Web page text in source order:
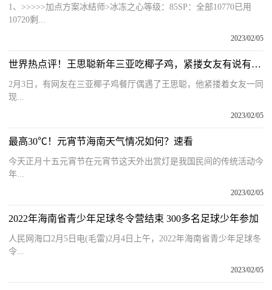
1、>>>>>加点方案冰结师>冰冻之心等级：85SP：全部10770已用
10720剩...
2023/02/05
世界热点评！王思聪新年三亚吃椰子鸡，紧搂女友有说有笑，入住酒店显一晚18万
2月3日，有网友在三亚椰子鸡餐厅偶遇了王思聪，他紧搂着女友一同
现...
2023/02/05
最高30℃！元宵节海南天气情况如何？速看
今天正月十五元宵节在元宵节这天外出赏灯是我国民间的传统活动今
年...
2023/02/05
2022年海南省青少年足球冬令营结束 300多名足球少年参加
人民网海口2月5日电(毛雷)2月4日上午，2022年海南省青少年足球冬
令...
2023/02/05